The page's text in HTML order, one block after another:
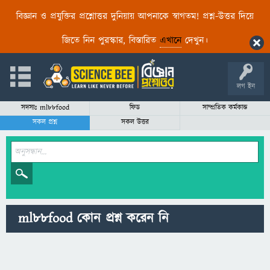
বিজ্ঞান ও প্রযুক্তির প্রশ্নোত্তর দুনিয়ায় আপনাকে স্বাগতম! প্রশ্ন-উত্তর দিয়ে
জিতে নিন পুরস্কার, বিস্তারিত এখানেদেখুন।
লগ ইন
সদস্যঃ ml88food ফিড
সাম্প্রতিক কর্মকান্ড
সকল প্রশ্ন
সকল উত্তর
ml88food কোন প্রশ্ন করেন নি